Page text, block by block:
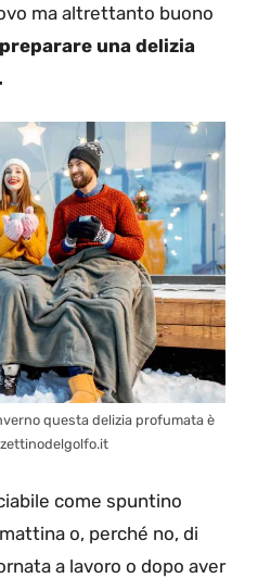
ma altrettanto buono
una delizia
questa delizia profumata è
come spuntino
o, perché no, di
a lavoro o dopo aver